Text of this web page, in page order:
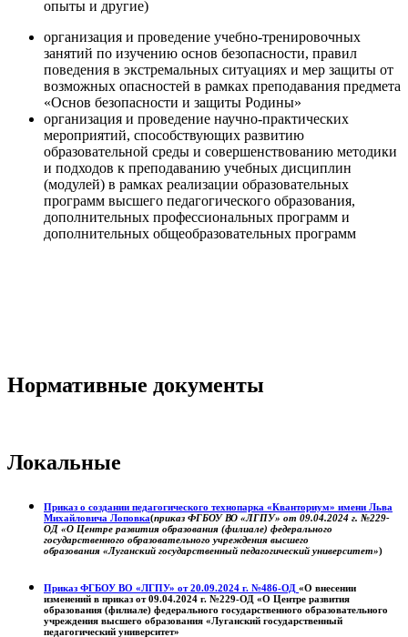
опыты и другие)
организация и проведение учебно-тренировочных
занятий по изучению основ безопасности, правил
поведения в экстремальных ситуациях и мер защиты от
возможных опасностей в рамках преподавания предмета
«Основ безопасности и защиты Родины»
организация и проведение научно-практических
мероприятий, способствующих развитию
образовательной среды и совершенствованию методики
и подходов к преподаванию учебных дисциплин
(модулей) в рамках реализации образовательных
программ высшего педагогического образования,
дополнительных профессиональных программ и
дополнительных общеобразовательных программ
Нормативные документы
Локальные
Приказ о создании педагогического технопарка «Кванториум» имени Льва
Михайловича Лоповка(приказ ФГБОУ ВО «ЛГПУ» от 09.04.2024 г. №229-
ОД «О Центре развития образования (филиале) федерального
государственного образовательного учреждения высшего
образования «Луганский государственный педагогический университет»)
Приказ ФГБОУ ВО «ЛГПУ» от 20.09.2024 г. №486-ОД «О внесении
изменений в приказ от 09.04.2024 г. №229-ОД «О Центре развития
образования (филиале) федерального государственного образовательного
учреждения высшего образования «Луганский государственный
педагогический университет»